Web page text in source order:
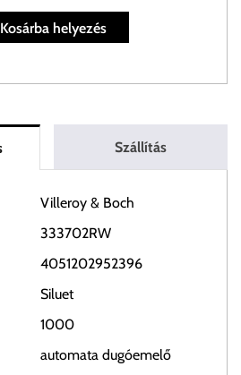
Kosárba helyezés
Szállítás
Villeroy & Boch
333702RW
4051202952396
Siluet
1000
automata dugóemelő